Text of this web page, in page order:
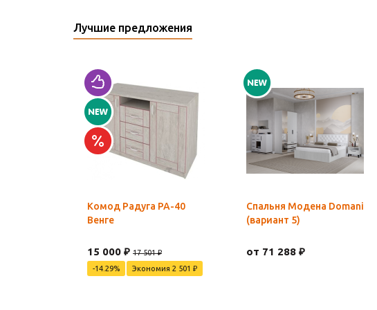
Лучшие предложения
Комод Радуга РА-40
Венге
15 000 ₽ 17 501 ₽
-14.29%
Экономия 2 501 ₽
Спальня Модена Domani
(вариант 5)
от 71 288 ₽